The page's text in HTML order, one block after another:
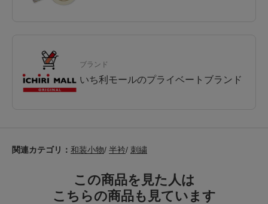
ブランド
いち利モールのプライベートブランド
関連カテゴリ： 和装小物/ 半衿/ 刺繍
この商品を見た人は
こちらの商品も見ています